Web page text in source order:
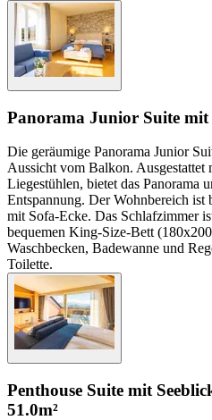
Panorama Junior Suite mit
Die geräumige Panorama Junior
Aussicht vom Balkon. Ausgestattet
Liegestühlen, bietet das Panorama
Entspannung. Der Wohnbereich
mit Sofa-Ecke. Das Schlafzimmer
bequemen King-Size-Bett
Waschbecken, Badewanne und
Toilette.
Penthouse Suite mit
51.0m²